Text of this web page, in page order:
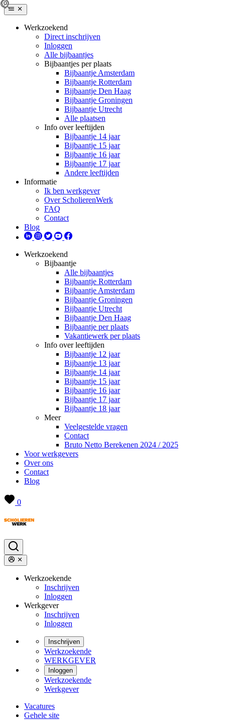
Werkzoekend
Direct inschrijven
Inloggen
Alle bijbaantjes
Bijbaantjes per plaats
Bijbaantje Amsterdam
Bijbaantje Rotterdam
Bijbaantje Den Haag
Bijbaantje Groningen
Bijbaantje Utrecht
Alle plaatsen
Info over leeftijden
Bijbaantje 14 jaar
Bijbaantje 15 jaar
Bijbaantje 16 jaar
Bijbaantje 17 jaar
Andere leeftijden
Informatie
Ik ben werkgever
Over ScholierenWerk
FAQ
Contact
Blog
Werkzoekend
Bijbaantje
Alle bijbaantjes
Bijbaantje Rotterdam
Bijbaantje Amsterdam
Bijbaantje Groningen
Bijbaantje Utrecht
Bijbaantje Den Haag
Bijbaantje per plaats
Vakantiewerk per plaats
Info over leeftijden
Bijbaantje 12 jaar
Bijbaantje 13 jaar
Bijbaantje 14 jaar
Bijbaantje 15 jaar
Bijbaantje 16 jaar
Bijbaantje 17 jaar
Bijbaantje 18 jaar
Meer
Veelgestelde vragen
Contact
Bruto Netto Berekenen 2024 / 2025
Voor werkgevers
Over ons
Contact
Blog
0
Werkzoekende
Inschrijven
Inloggen
Werkgever
Inschrijven
Inloggen
Inschrijven
Werkzoekende
WERKGEVER
Inloggen
Werkzoekende
Werkgever
Vacatures
Gehele site